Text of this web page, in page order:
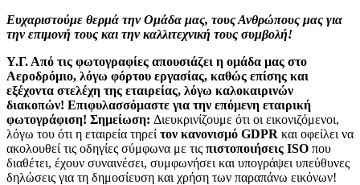
Ευχαριστούμε θερμά την Ομάδα μας, τους Ανθρώπους μας για
την επιμονή τους και την καλλιτεχνική τους συμβολή!
Υ.Γ. Από τις φωτογραφίες απουσιάζει η ομάδα μας στο
Αεροδρόμιο, λόγω φόρτου εργασίας, καθώς επίσης και
εξέχοντα στελέχη της εταιρείας, λόγω καλοκαιρινών
διακοπών! Επιφυλασσόμαστε για την επόμενη εταιρική
φωτογράφιση! Σημείωση: Διευκρινίζουμε ότι οι εικονιζόμενοι,
λόγω του ότι η εταιρεία τηρεί τον κανονισμό GDPR και οφείλει να
ακολουθεί τις οδηγίες σύμφωνα με τις πιστοποιήσεις ISO που
διαθέτει, έχουν συναινέσει, συμφωνήσει και υπογράψει υπεύθυνες
δηλώσεις για τη δημοσίευση και χρήση των παραπάνω εικόνων!